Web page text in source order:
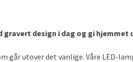
gravert design i dag og gi
går utover det vanlige. Våre LED-